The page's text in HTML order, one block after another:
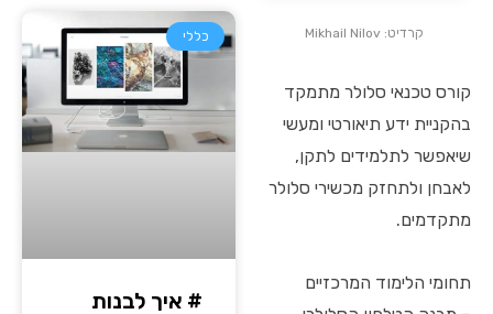
קרדיט: Mikhail Nilov
קורס טכנאי סלולר מתמקד
בהקניית ידע תיאורטי ומעשי
שיאפשר לתלמידים לתקן,
לאבחן ולתחזק מכשירי סלולר
מתקדמים.
תחומי הלימוד המרכזיים
כללי
# איך לבנות